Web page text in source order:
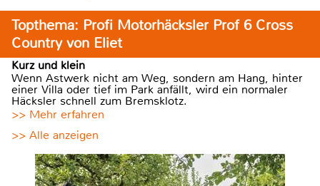
Topthema: Profi Motorhäcksler Prof 6 Cross
Country von Eliet
Kurz und klein
Wenn Astwerk nicht am Weg, sondern am Hang, hinter
einer Villa oder tief im Park anfällt, wird ein normaler
Häcksler schnell zum Bremsklotz.
>> Mehr erfahren
>> Alle anzeigen